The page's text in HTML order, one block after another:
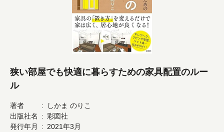
狭い部屋でも快適に暮らすための家具配置のルー
ル
著者
しかま のりこ
出版社名
彩図社
発行年月
2021年3月